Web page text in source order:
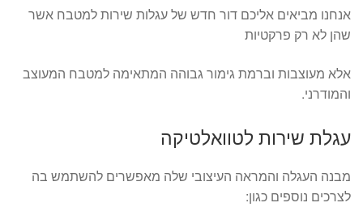
אנחנו מביאים אליכם דור חדש של עגלות שירות למטבח אשר
שהן לא רק פרקטיות
אלא מעוצבות וברמת גימור גבוהה המתאימה למטבח המעוצב
והמודרני.
עגלת שירות לטוואלטיקה
מבנה העגלה והמראה העיצובי שלה מאפשרים להשתמש בה
לצרכים נוספים כגון: